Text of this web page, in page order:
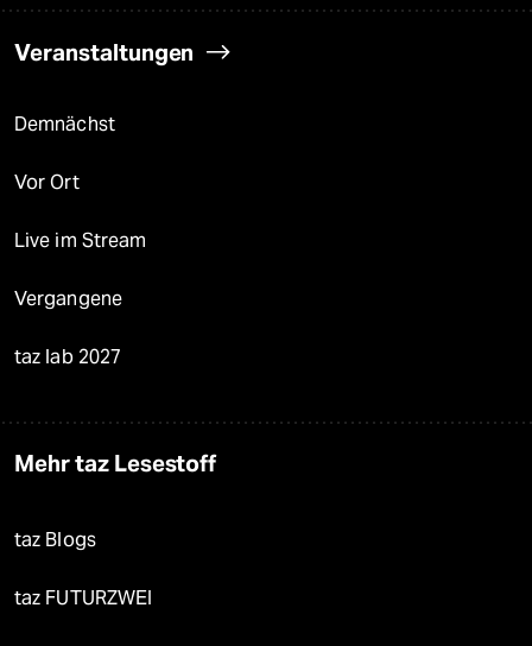
Veranstaltungen
Demnächst
Vor Ort
Live im Stream
Vergangene
taz lab 2027
Mehr taz Lesestoff
taz Blogs
taz FUTURZWEI